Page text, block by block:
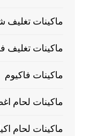
ماكينات تغليف
ماكينات تغليف
ماكينات فاكيوم
ماكينات لحام
ماكينات لحام